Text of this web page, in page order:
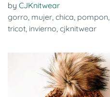
by CJKnitwear
gorro, mujer, chica, pompon,
tricot, invierno, cjknitwear